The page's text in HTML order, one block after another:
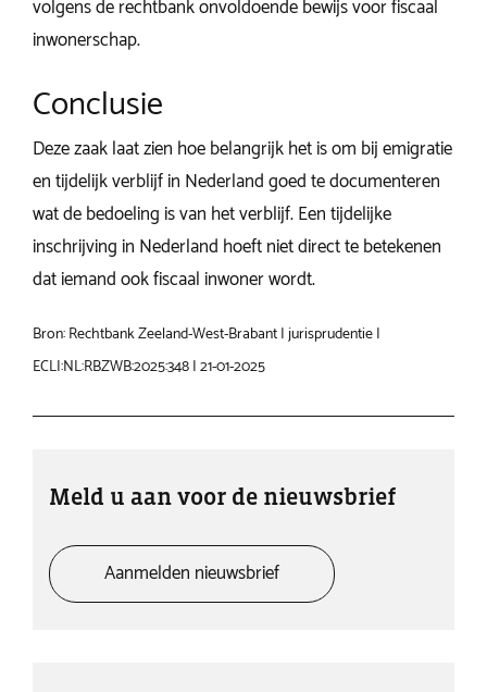
Meld u aan voor de nieuwsbrief
Aanmelden nieuwsbrief
volgens de rechtbank onvoldoende bewijs voor fiscaal
inwonerschap.
Conclusie
Deze zaak laat zien hoe belangrijk het is om bij emigratie
en tijdelijk verblijf in Nederland goed te documenteren
wat de bedoeling is van het verblijf. Een tijdelijke
inschrijving in Nederland hoeft niet direct te betekenen
dat iemand ook fiscaal inwoner wordt.
Bron: Rechtbank Zeeland-West-Brabant | jurisprudentie |
ECLI:NL:RBZWB:2025:348 | 21-01-2025